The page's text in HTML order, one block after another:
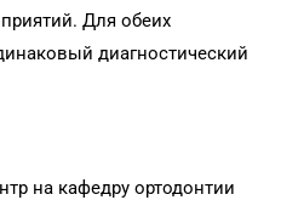
Для обеих
диагностический
на кафедру ортодонтии